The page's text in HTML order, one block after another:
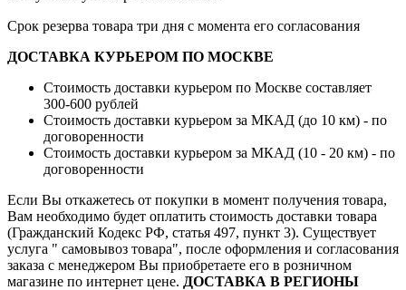
Срок резерва товара три дня с момента его согласования
ДОСТАВКА КУРЬЕРОМ ПО МОСКВЕ
Стоимость доставки курьером по Москве составляет
300-600 рублей
Стоимость доставки курьером за МКАД (до 10 км) - по
договоренности
Стоимость доставки курьером за МКАД (10 - 20 км) - по
договоренности
Если Вы откажетесь от покупки в момент получения товара,
Вам необходимо будет оплатить стоимость доставки товара
(Гражданский Кодекс РФ, статья 497, пункт 3). Существует
услуга " самовывоз товара", после оформления и согласования
заказа с менеджером Вы приобретаете его в розничном
магазине по интернет цене. ДОСТАВКА В РЕГИОНЫ